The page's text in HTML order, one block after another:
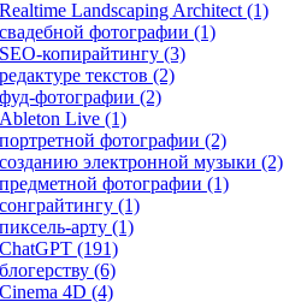
Landscaping Architect (1)
фотографии (1)
копирайтингу (3)
текстов (2)
фотографии (2)
Live (1)
фотографии (2)
электронной музыки (2)
фотографии (1)
(1)
арту (1)
(191)
(6)
4D (4)